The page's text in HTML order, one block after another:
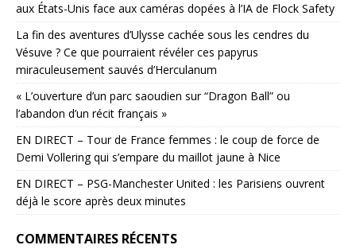
aux États-Unis face aux caméras dopées à l’IA de Flock Safety
La fin des aventures d’Ulysse cachée sous les cendres du
Vésuve ? Ce que pourraient révéler ces papyrus
miraculeusement sauvés d’Herculanum
« L’ouverture d’un parc saoudien sur “Dragon Ball” ou
l’abandon d’un récit français »
EN DIRECT – Tour de France femmes : le coup de force de
Demi Vollering qui s’empare du maillot jaune à Nice
EN DIRECT – PSG-Manchester United : les Parisiens ouvrent
déjà le score après deux minutes
COMMENTAIRES RÉCENTS